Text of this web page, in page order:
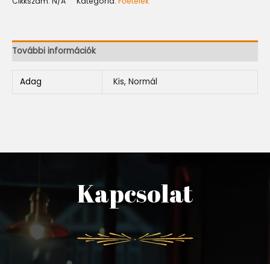
További információk
Adag Kis, Normál
Kapcsolat